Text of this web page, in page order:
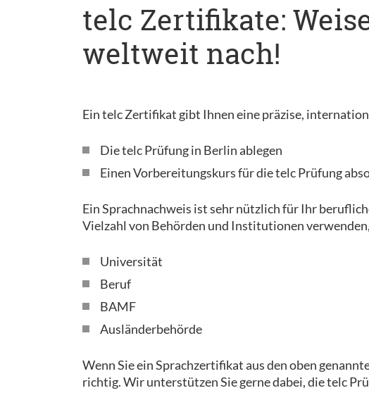
telc Zertifikate:
weltweit nach!
Ein telc Zertifikat gibt Ihnen eine präzise,
Die telc Prüfung in Berlin ablegen
Einen Vorbereitungskurs für die telc Prüfung
Ein Sprachnachweis ist sehr nützlich für Ihr
Vielzahl von Behörden und Institutionen
Universität
Beruf
BAMF
Ausländerbehörde
Wenn Sie ein Sprachzertifikat aus den oben
richtig. Wir unterstützen Sie gerne dabei, die telc